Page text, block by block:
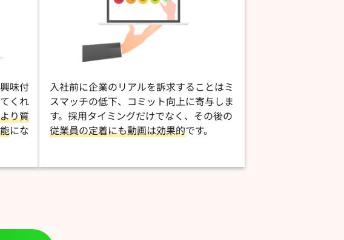
味付
くれ
り質
にな
入社前に企業のリアルを訴求することはミ
スマッチの低下、コミット向上に寄与しま
す。採用タイミングだけでなく、その後の
従業員の定着にも動画は効果的です。